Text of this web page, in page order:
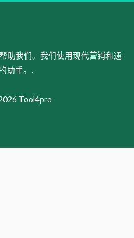
助我们。我们使用现代营销和通
助手。.
Tool4pro